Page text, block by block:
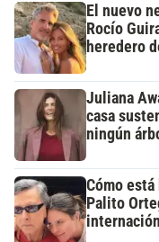
El nuevo
Rocío
heredero
Juliana
casa
ningún
Cómo
Palito
internación